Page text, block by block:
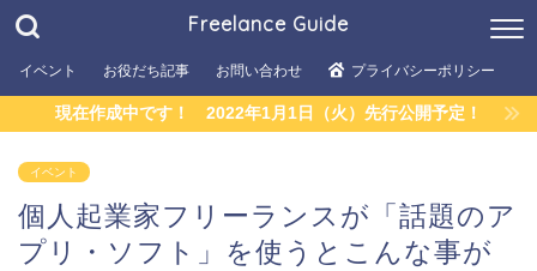
Freelance Guide
イベント お役だち記事 お問い合わせ プライバシーポリシー
現在作成中です！ 2022年1月1日（火）先行公開予定！
イベント
個人起業家フリーランスが「話題のア
プリ・ソフト」を使うとこんな事が